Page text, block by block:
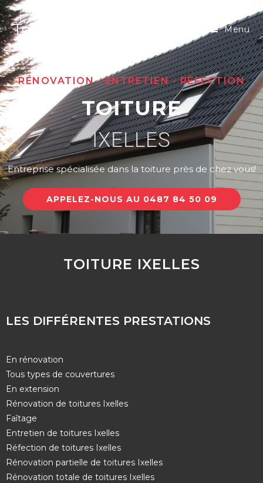
Toiture sprl Menu
RÉNOVATION - ENTRETIEN - RÉFECTION
TOITURE
IXELLES
Entreprise spécialisée dans la toiture près de chez vous!
APPELEZ-NOUS AU 0487 84 50 09
TOITURE IXELLES
LES DIFFÉRENTES PRESTATIONS
En rénovation
Tous types de couvertures
En extension
Rénovation de toitures Ixelles
Faîtage
Entretien de toitures Ixelles
Réfection de toitures Ixelles
Rénovation partielle de toitures Ixelles
Rénovation totale de toitures Ixelles